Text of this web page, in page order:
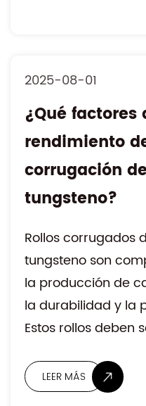
2025-08-01
¿Qué factores
rendimiento
corrugación
tungsteno?
Rollos corrugados
tungsteno son
la producción de
la durabilidad y la
Estos rollos deben